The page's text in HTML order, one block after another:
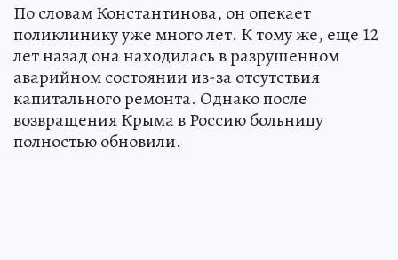
По словам Константинова, он опекает
поликлинику уже много лет. К тому же, еще 12
лет назад она находилась в разрушенном
аварийном состоянии из-за отсутствия
капитального ремонта. Однако после
возвращения Крыма в Россию больницу
полностью обновили.